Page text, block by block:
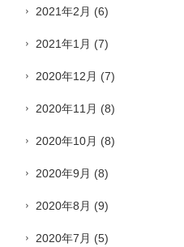
2021年2月 (6)
2021年1月 (7)
2020年12月 (7)
2020年11月 (8)
2020年10月 (8)
2020年9月 (8)
2020年8月 (9)
2020年7月 (5)